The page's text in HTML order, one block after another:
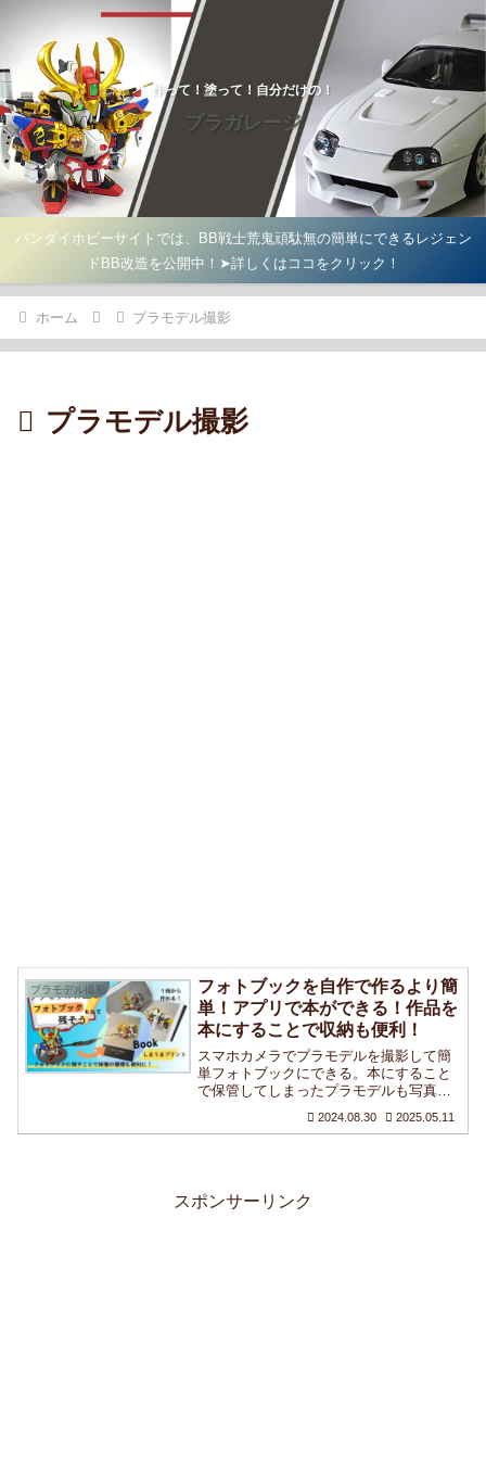
作って！塗って！自分だけの！
プラガレージ
バンダイホビーサイトでは、BB戦士荒鬼頑駄無の簡単にできるレジェン
ドBB改造を公開中！➤詳しくはココをクリック！
ホーム プラモデル撮影
プラモデル撮影
プラモデル撮影
フォトブックを自作で作るより簡
単！アプリで本ができる！作品を
本にすることで収納も便利！
スマホカメラでプラモデルを撮影して簡
単フォトブックにできる。本にすること
で保管してしまったプラモデルも写真集
写真集として残すことで作品の管理・保
2024.08.30 2025.05.11
スポンサーリンク